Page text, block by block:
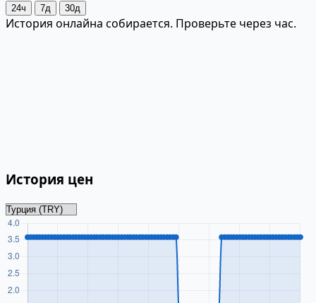
24ч 7д 30д
История онлайна собирается. Проверьте через час.
История цен